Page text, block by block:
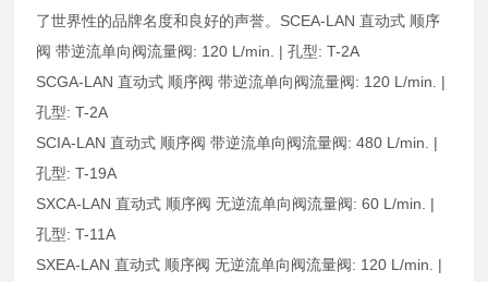
了世界性的品牌名度和良好的声誉。SCEA-LAN 直动式 顺序
阀 带逆流单向阀流量阀: 120 L/min. | 孔型: T-2A
SCGA-LAN 直动式 顺序阀 带逆流单向阀流量阀: 120 L/min. |
孔型: T-2A
SCIA-LAN 直动式 顺序阀 带逆流单向阀流量阀: 480 L/min. |
孔型: T-19A
SXCA-LAN 直动式 顺序阀 无逆流单向阀流量阀: 60 L/min. |
孔型: T-11A
SXEA-LAN 直动式 顺序阀 无逆流单向阀流量阀: 120 L/min. |